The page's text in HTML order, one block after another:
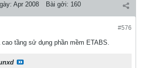
Apr 2008 Bài gởi: 160
#576
tầng sử dụng phần mềm ETABS.